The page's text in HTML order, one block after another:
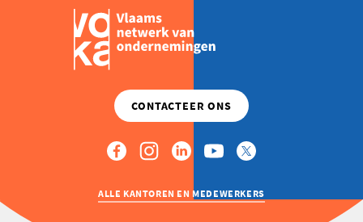
ALLE KANTOREN EN MEDEWERKERS